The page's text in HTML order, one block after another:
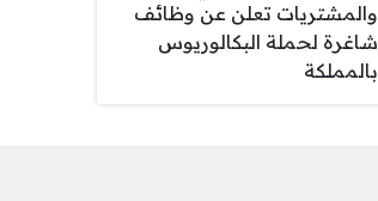
والمشتريات تعلن عن وظائف
شاغرة لحملة البكالوريوس
بالمملكة